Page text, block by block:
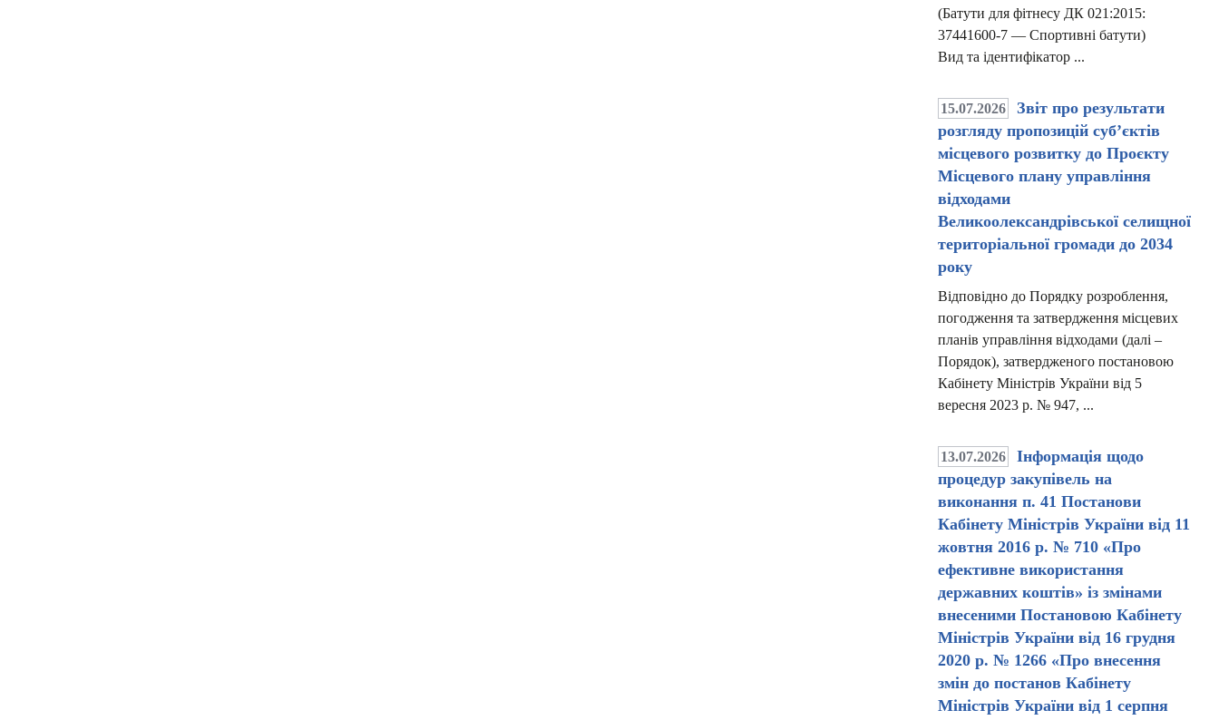
(Батути для фітнесу ДК 021:2015:
37441600-7 — Спортивні батути)
Вид та ідентифікатор ...
15.07.2026
Звіт про результати
розгляду пропозицій суб’єктів
місцевого розвитку до Проєкту
Місцевого плану управління
відходами
Великоолександрівської селищної
територіальної громади до 2034
року
Відповідно до Порядку розроблення,
погодження та затвердження місцевих
планів управління відходами (далі –
Порядок), затвердженого постановою
Кабінету Міністрів України від 5
вересня 2023 р. № 947, ...
13.07.2026
Інформація щодо
процедур закупівель на
виконання п. 41 Постанови
Кабінету Міністрів України від 11
жовтня 2016 р. № 710 «Про
ефективне використання
державних коштів» із змінами
внесеними Постановою Кабінету
Міністрів України від 16 грудня
2020 р. № 1266 «Про внесення
змін до постанов Кабінету
Міністрів України від 1 серпня